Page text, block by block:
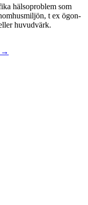
hälsoproblem som
t ex ögon-
huvudvärk.
→